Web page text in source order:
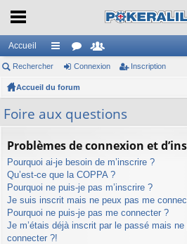
Accueil
ac
co
s
or
u
e
br
Rechercher Connexion Inscription
Accueil du forum
Foire aux questions
Problèmes de connexion et
Pourquoi ai-je besoin de m’inscrire ?
Qu’est-ce que la COPPA ?
Pourquoi ne puis-je pas m’inscrire ?
Je suis inscrit mais ne peux pas me
Pourquoi ne puis-je pas me connecter ?
Je m’étais déjà inscrit par le passé mais
connecter ?!